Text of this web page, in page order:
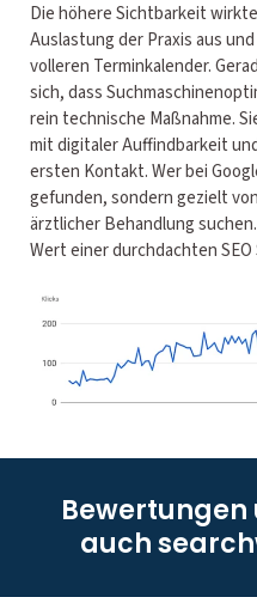
Die höhere Sichtbarkeit
Auslastung der Praxis aus
volleren Terminkalender.
sich, dass
rein technische Maßnahme.
mit digitaler Auffindbarkeit
ersten Kontakt. Wer bei
gefunden, sondern gezielt
ärztlicher Behandlung
Wert einer durchdachten
Bewertungen
auch